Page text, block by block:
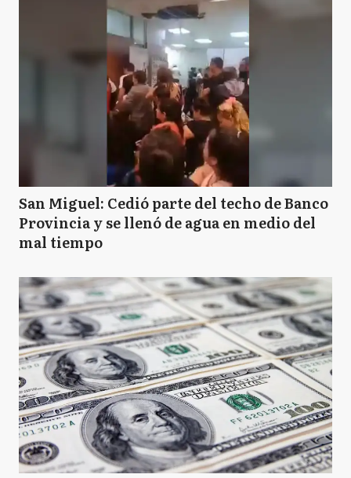
San Miguel: Cedió parte del techo de Banco
Provincia y se llenó de agua en medio del
mal tiempo